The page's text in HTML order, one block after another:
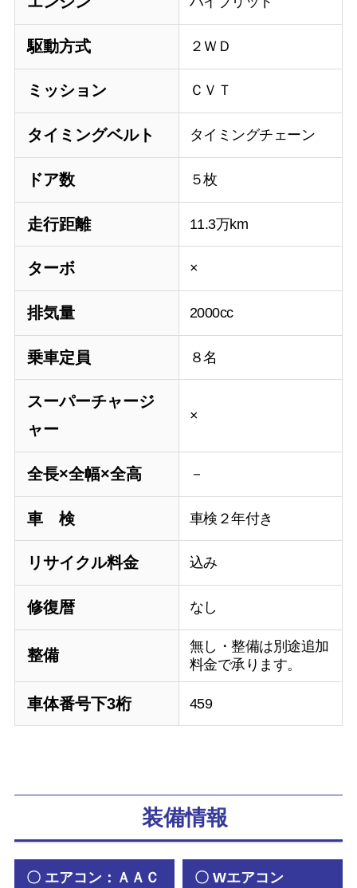
駆動方式 ２ＷＤ
ミッション ＣＶＴ
タイミングベルト タイミングチェーン
ドア数 ５枚
走行距離 11.3万km
ターボ ×
排気量 2000cc
乗車定員 ８名
スーパーチャージ
ャー
×
全長×全幅×全高 －
車 検 車検２年付き
リサイクル料金 込み
修復暦 なし
整備
無し・整備は別途追加
料金で承ります。
車体番号下3桁 459
装備情報
〇 エアコン：ＡＡＣ 〇 Wエアコン